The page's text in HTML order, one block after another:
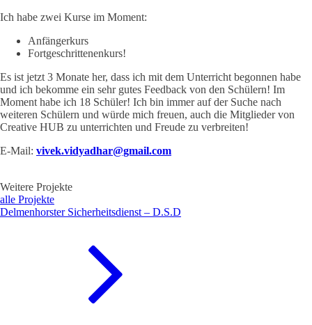
Ich habe zwei Kurse im Moment:
Anfängerkurs
Fortgeschrittenenkurs!
Es ist jetzt 3 Monate her, dass ich mit dem Unterricht begonnen habe
und ich bekomme ein sehr gutes Feedback von den Schülern! Im
Moment habe ich 18 Schüler! Ich bin immer auf der Suche nach
weiteren Schülern und würde mich freuen, auch die Mitglieder von
Creative HUB zu unterrichten und Freude zu verbreiten!
E-Mail: vivek.vidyadhar@gmail.com
Weitere Projekte
alle Projekte
Delmenhorster Sicherheitsdienst – D.S.D